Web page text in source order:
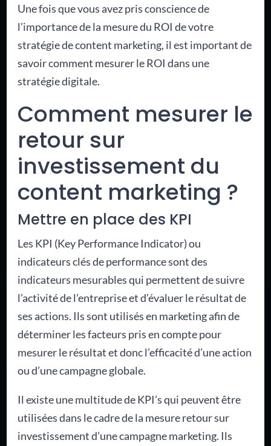
Une fois que vous avez pris conscience de
l’importance de la mesure du ROI de votre
stratégie de content marketing, il est important de
savoir comment mesurer le ROI dans une
stratégie digitale.
Comment mesurer le
retour sur
investissement du
content marketing ?
Mettre en place des KPI
Les KPI (Key Performance Indicator) ou
indicateurs clés de performance sont des
indicateurs mesurables qui permettent de suivre
l’activité de l’entreprise et d’évaluer le résultat de
ses actions. Ils sont utilisés en marketing afin de
déterminer les facteurs pris en compte pour
mesurer le résultat et donc l’efficacité d’une action
ou d’une campagne globale.
Il existe une multitude de KPI’s qui peuvent être
utilisées dans le cadre de la mesure retour sur
investissement d’une campagne marketing. Ils